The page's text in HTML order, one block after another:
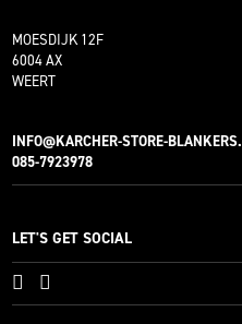
MOESDIJK 12F
6004 AX
WEERT
INFO@KARCHER-STORE-
085-7923978
LET'S GET SOCIAL